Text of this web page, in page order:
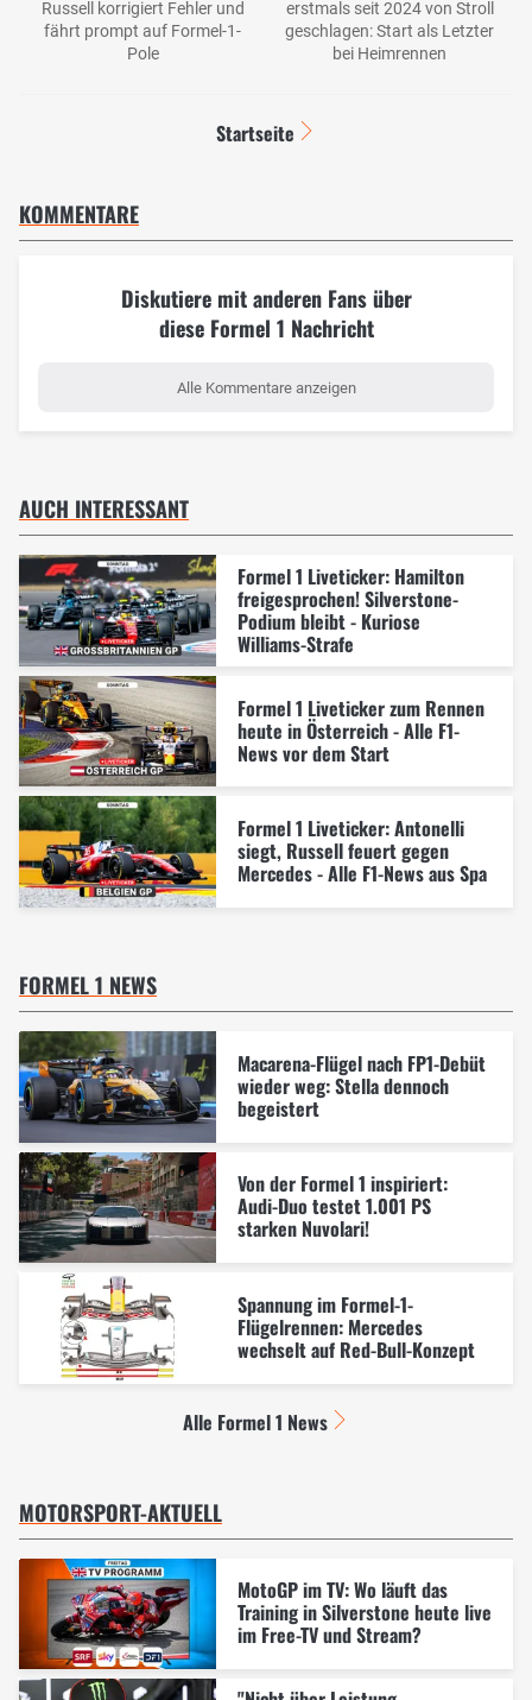
Russell korrigiert Fehler und
fährt prompt auf Formel-1-
Pole
erstmals seit 2024 von Stroll
geschlagen: Start als Letzter
bei Heimrennen
Startseite
KOMMENTARE
Diskutiere mit anderen Fans über
diese Formel 1 Nachricht
Alle Kommentare anzeigen
AUCH INTERESSANT
Formel 1 Liveticker: Hamilton
freigesprochen! Silverstone-
Podium bleibt - Kuriose
Williams-Strafe
Formel 1 Liveticker zum Rennen
heute in Österreich - Alle F1-
News vor dem Start
Formel 1 Liveticker: Antonelli
siegt, Russell feuert gegen
Mercedes - Alle F1-News aus Spa
FORMEL 1 NEWS
Macarena-Flügel nach FP1-Debüt
wieder weg: Stella dennoch
begeistert
Von der Formel 1 inspiriert:
Audi-Duo testet 1.001 PS
starken Nuvolari!
Spannung im Formel-1-
Flügelrennen: Mercedes
wechselt auf Red-Bull-Konzept
Alle Formel 1 News
MOTORSPORT-AKTUELL
MotoGP im TV: Wo läuft das
Training in Silverstone heute live
im Free-TV und Stream?